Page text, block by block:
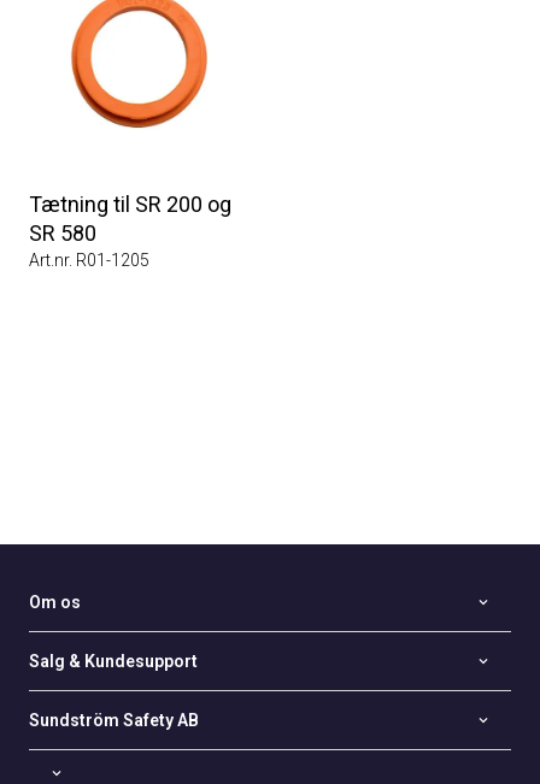
Tætning til SR 200 og
SR 580
Art.nr. R01-1205
Om os
Salg & Kundesupport
Sundström Safety AB